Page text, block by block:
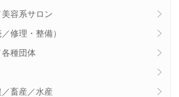
容系サロン
修理・整備）
種団体
畜産／水産